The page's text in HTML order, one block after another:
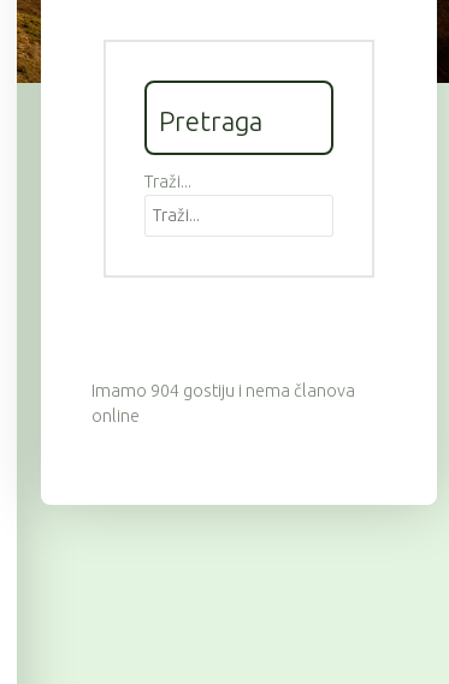
Pretraga
Traži...
Imamo 904 gostiju i nema članova
online